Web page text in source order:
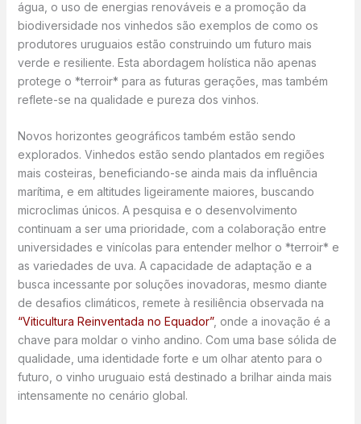
água, o uso de energias renováveis e a promoção da
biodiversidade nos vinhedos são exemplos de como os
produtores uruguaios estão construindo um futuro mais
verde e resiliente. Esta abordagem holística não apenas
protege o *terroir* para as futuras gerações, mas também
reflete-se na qualidade e pureza dos vinhos.
Novos horizontes geográficos também estão sendo
explorados. Vinhedos estão sendo plantados em regiões
mais costeiras, beneficiando-se ainda mais da influência
marítima, e em altitudes ligeiramente maiores, buscando
microclimas únicos. A pesquisa e o desenvolvimento
continuam a ser uma prioridade, com a colaboração entre
universidades e vinícolas para entender melhor o *terroir* e
as variedades de uva. A capacidade de adaptação e a
busca incessante por soluções inovadoras, mesmo diante
de desafios climáticos, remete à resiliência observada na
“Viticultura Reinventada no Equador”, onde a inovação é a
chave para moldar o vinho andino. Com uma base sólida de
qualidade, uma identidade forte e um olhar atento para o
futuro, o vinho uruguaio está destinado a brilhar ainda mais
intensamente no cenário global.